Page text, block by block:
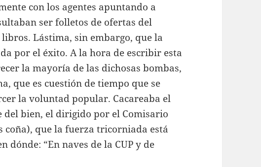
con los agentes apuntando a
ser folletos de ofertas del
Lástima, sin embargo, que la
por el éxito. A la hora de escribir esta
la mayoría de las dichosas bombas,
que es cuestión de tiempo que se
la voluntad popular. Cacareaba el
del bien, el dirigido por el Comisario
que la fuerza tricorniada está
“En naves de la CUP y de